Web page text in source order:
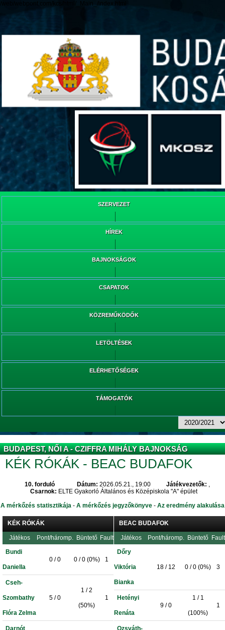
/web/webpont.com/kcs/html/_Main_/index.html
SZERVEZET
HÍREK
BAJNOKSÁGOK
CSAPATOK
KÖZREMŰKÖDŐK
LETÖLTÉSEK
ELÉRHETŐSÉGEK
TÁMOGATÓK
BUDAPEST, NŐI A - CZIFFRA MIHÁLY BAJNOKSÁG
KÉK RÓKÁK - BEAC BUDAFOK
10. forduló Dátum: 2026.05.21., 19:00 Játékvezetők: ,
Csarnok: ELTE Gyakorló Általános és Középiskola "A" épület
A mérkőzés statisztikája - A mérkőzés jegyzőkönyve - Az eredmény alakulása
KÉK RÓKÁK
Játékos Pont/háromp. Büntető Fault
Bundi
Daniella
0 / 0 0 / 0 (0%) 1
Cseh-
Szombathy
Flóra Zelma
5 / 0
1 / 2
(50%)
1
Darnót
BEAC BUDAFOK
Játékos Pont/háromp. Büntető Fault
Dőry
Viktória
Bianka
18 / 12 0 / 0 (0%) 3
Hetényi
Renáta
9 / 0
1 / 1
(100%)
1
Ozsváth-